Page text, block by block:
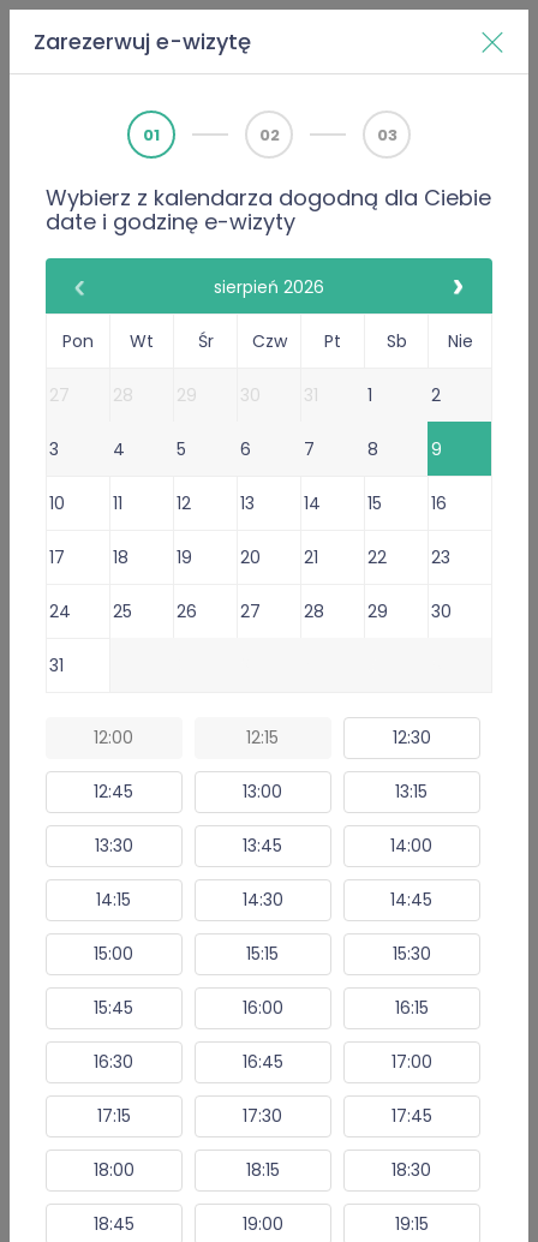
Doktorzy Abdulmonem Sudi
PWZ 3160013
Internista
Abdulmonem Sudi
252 Opinie
252 poleceń lekarza
Przyjmuje w: Wt, Czw, Pon, Śr,
Wystawiam
recepty
zwolnienia
Doctor Consultation for foreigners -
Konsultacja lekarska o e-Zwolnienie dla studenta -59 zł
Konsultacja lekarska o L4 (e-ZLA) i/lub eReceptę -120 zł
⁠Konsultacja lekarska: kontynuacja antykoncepcji -
Umów e-Wizytę (Wybierz termin)
Informacje i usługi online
Opinie
Artykuły
O “Abdulmonem Sudi”
Zarezerwuj e-wizytę
01 02 03
Wybierz z kalendarza dogodną dla Ciebie
date i godzinę e-wizyty
sierpień 2026
Pon Wt Śr Czw Pt Sb Nie
27 28 29 30 31 1 2
3 4 5 6 7 8 9
10 11 12 13 14 15 16
17 18 19 20 21 22 23
24 25 26 27 28 29 30
31
12:00 12:15 12:30
12:45 13:00 13:15
13:30 13:45 14:00
14:15 14:30 14:45
15:00 15:15 15:30
15:45 16:00 16:15
16:30 16:45 17:00
17:15 17:30 17:45
18:00 18:15 18:30
18:45 19:00 19:15